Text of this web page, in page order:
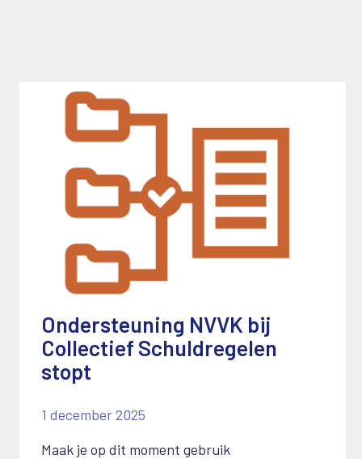
Ondersteuning NVVK bij
Collectief Schuldregelen
stopt
1 december 2025
Maak je op dit moment gebruik